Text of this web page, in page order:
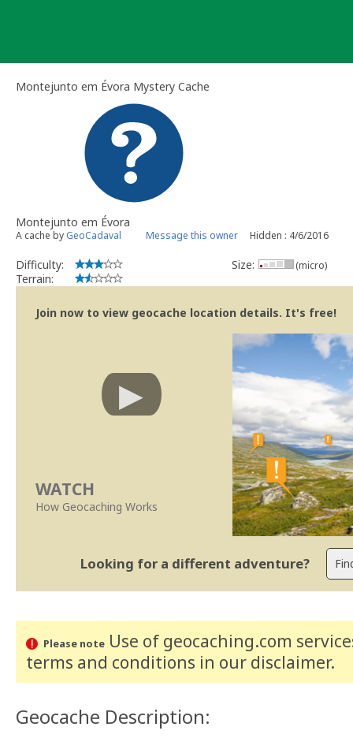
Montejunto em Évora Mystery Cache
Montejunto em Évora
A cache by GeoCadaval Message this owner Hidden : 4/6/2016
Difficulty:
Terrain:
Size: (micro)
Join now to view geocache location details. It's free!
WATCH
How Geocaching Works
Looking for a different adventure?
Please noteUse of geocaching.com
terms and conditions in our disclaimer.
Geocache Description: